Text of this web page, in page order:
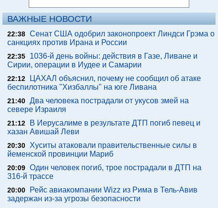
ВАЖНЫЕ НОВОСТИ
22:38 Сенат США одобрил законопроект Линдси Грэма о
санкциях против Ирана и России
22:35
1036-й день войны: действия в Газе, Ливане и
Сирии, операции в Иудее и Самарии
22:12
ЦАХАЛ объяснил, почему не сообщил об атаке
беспилотника "Хизбаллы" на юге Ливана
21:40 Два человека пострадали от укусов змей на
севере Израиля
21:12
В Иерусалиме в результате ДТП погиб певец и
хазан Авишай Леви
20:30
Хуситы атаковали правительственные силы в
йеменской провинции Мариб
20:09 Один человек погиб, трое пострадали в ДТП на
316-й трассе
20:00
Рейс авиакомпании Wizz из Рима в Тель-Авив
задержан из-за угрозы безопасности